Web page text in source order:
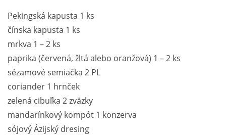
Pekingská kapusta 1 ks
čínska kapusta 1 ks
mrkva 1 – 2 ks
paprika (červená, žltá alebo oranžová) 1 – 2 ks
sézamové semiačka 2 PL
coriander 1 hrnček
zelená cibuľka 2 zväzky
mandarínkový kompót 1 konzerva
sójový Ázijský dresing